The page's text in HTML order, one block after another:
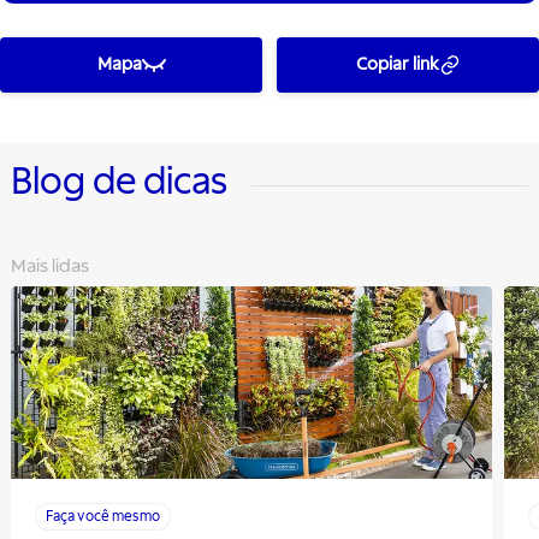
Mapa Copiar link
Blog de dicas
Mais lidas
Faça você mesmo